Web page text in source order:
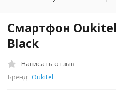
Смартфон Oukitel
Black
Написать отзыв
Бренд: Oukitel